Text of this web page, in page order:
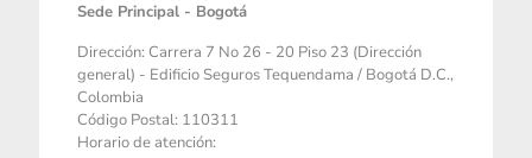
Sede Principal - Bogotá
Dirección: Carrera 7 No 26 - 20 Piso 23 (Dirección
general) - Edificio Seguros Tequendama / Bogotá D.C.,
Colombia
Código Postal: 110311
Horario de atención: